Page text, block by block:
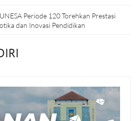
Periode 120 Torehkan Prestasi
dan Inovasi Pendidikan